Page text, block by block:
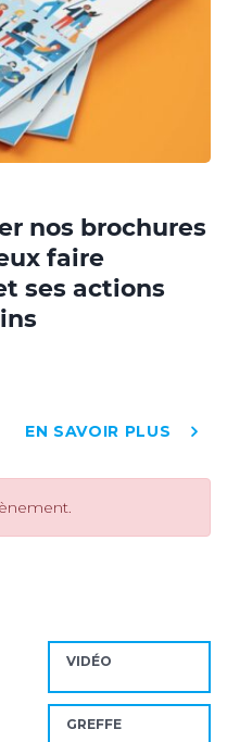
nos brochures
faire
ses actions
EN SAVOIR PLUS
VIDÉO
GREFFE